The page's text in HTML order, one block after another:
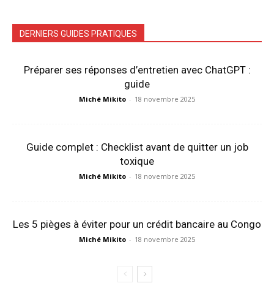
DERNIERS GUIDES PRATIQUES
Préparer ses réponses d’entretien avec ChatGPT :
guide
Miché Mikito - 18 novembre 2025
Guide complet : Checklist avant de quitter un job
toxique
Miché Mikito - 18 novembre 2025
Les 5 pièges à éviter pour un crédit bancaire au Congo
Miché Mikito - 18 novembre 2025